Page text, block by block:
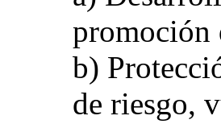
promoción
b)
de riesgo,